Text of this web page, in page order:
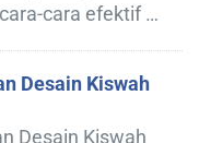
cara efektif …
Desain Kiswah
Desain Kiswah